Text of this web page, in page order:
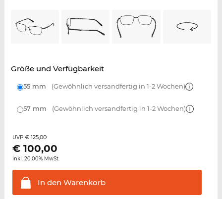
Größe und Verfügbarkeit
55 mm (Gewöhnlich versandfertig in 1-2 Wochen)
57 mm (Gewöhnlich versandfertig in 1-2 Wochen)
UVP € 125,00
€ 100,00
inkl. 20.00% MwSt.
In den Warenkorb